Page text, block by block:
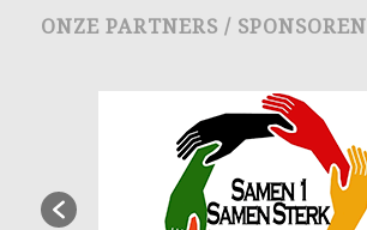
ONZE PARTNERS / SPONSOREN